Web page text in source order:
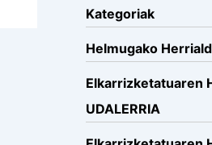
Kategoriak
Helmugako
Elkarrizketatuaren
UDALERRIA